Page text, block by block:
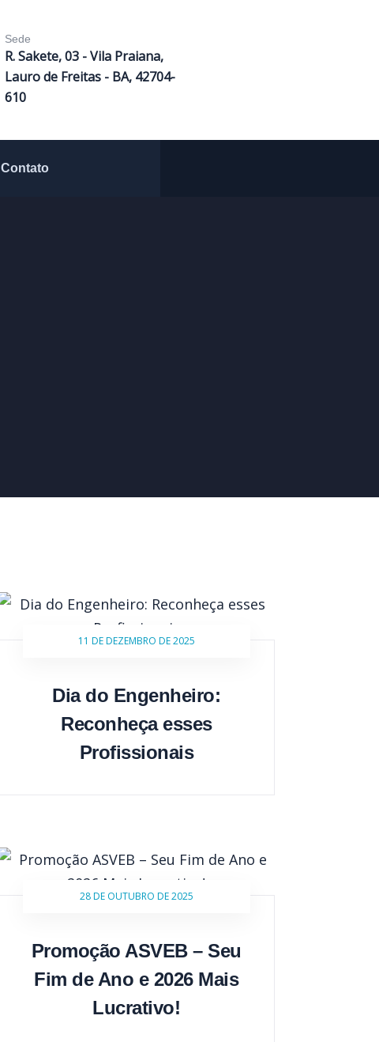
Sede
R. Sakete, 03 - Vila Praiana,
Lauro de Freitas - BA, 42704-
610
Contato
11 DE DEZEMBRO DE 2025
Dia do Engenheiro:
Reconheça esses
Profissionais
28 DE OUTUBRO DE 2025
Promoção ASVEB – Seu
Fim de Ano e 2026 Mais
Lucrativo!